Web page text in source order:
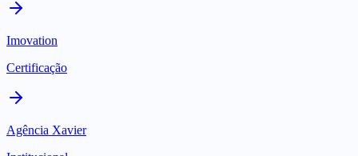
Imovation
Certificação
Agência Xavier